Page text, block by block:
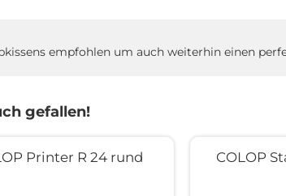
empfohlen um auch weiterhin einen
gefallen!
Printer R 24 rund COLOP